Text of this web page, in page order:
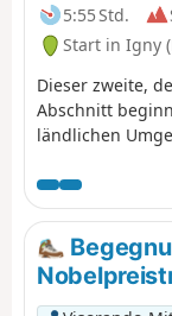
5:55 Std.
Start in Igny
Dieser zweite,
Abschnitt
ländlichen
Umgebung.
Straßen und
bevorzugt. Hier
auch teilweise
an einigen
Oberfläche tritt.